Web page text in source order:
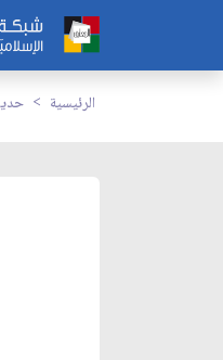
الرئيسية